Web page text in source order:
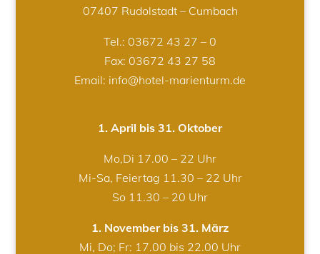
07407 Rudolstadt – Cumbach
Tel.: 03672 43 27 – 0
Fax: 03672 43 27 58
Email: info@hotel-marienturm.de
1. April bis 31. Oktober
Mo,Di 17.00 – 22 Uhr
Mi-Sa, Feiertag 11.30 – 22 Uhr
So 11.30 – 20 Uhr
1. November bis 31. März
Mi, Do; Fr: 17.00 bis 22.00 Uhr